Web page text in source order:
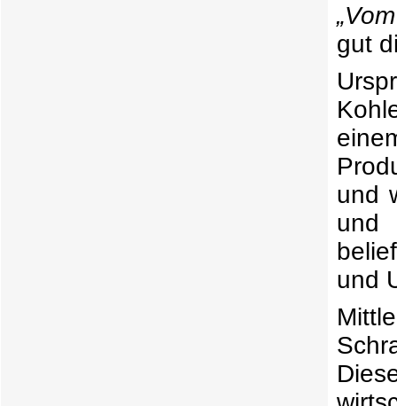
gut
und
und
und